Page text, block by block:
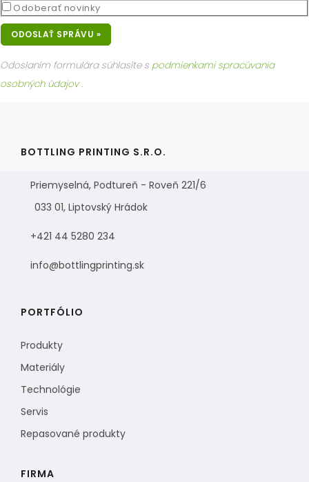
Odoberať novinky
ODOSLAŤ SPRÁVU »
Odoslaním formulára súhlasíte s podmienkami spracúvania
osobných údajov.
BOTTLING PRINTING S.R.O.
Priemyselná, Podtureň - Roveň 221/6
033 01, Liptovský Hrádok
+421 44 5280 234
info@bottlingprinting.sk
PORTFÓLIO
Produkty
Materiály
Technológie
Servis
Repasované produkty
FIRMA